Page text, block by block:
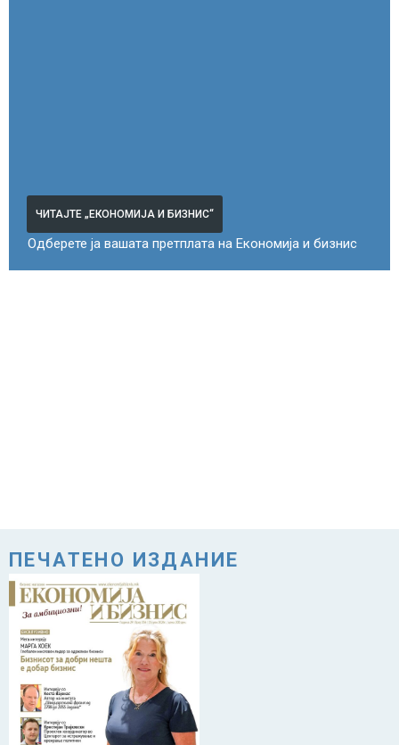
ЧИТАЈТЕ „ЕКОНОМИЈА И БИЗНИС“
Одберете ја вашата претплата на Економија и бизнис
ПЕЧАТЕНО ИЗДАНИЕ